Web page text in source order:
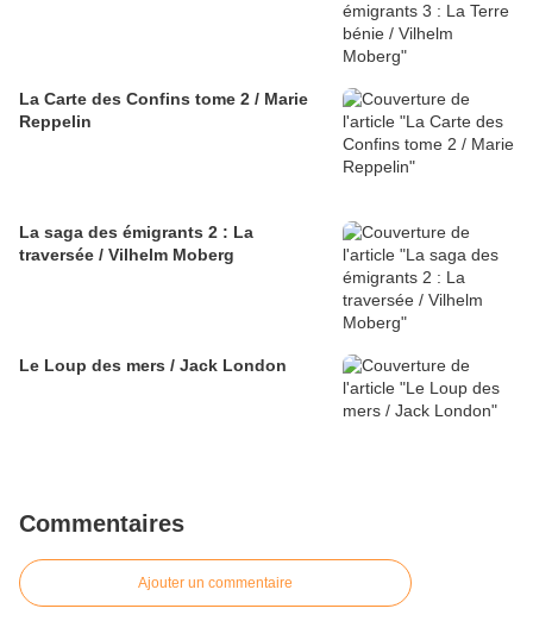
La Carte des Confins tome 2 / Marie
Reppelin
La saga des émigrants 2 : La
traversée / Vilhelm Moberg
Le Loup des mers / Jack London
Commentaires
Ajouter un commentaire